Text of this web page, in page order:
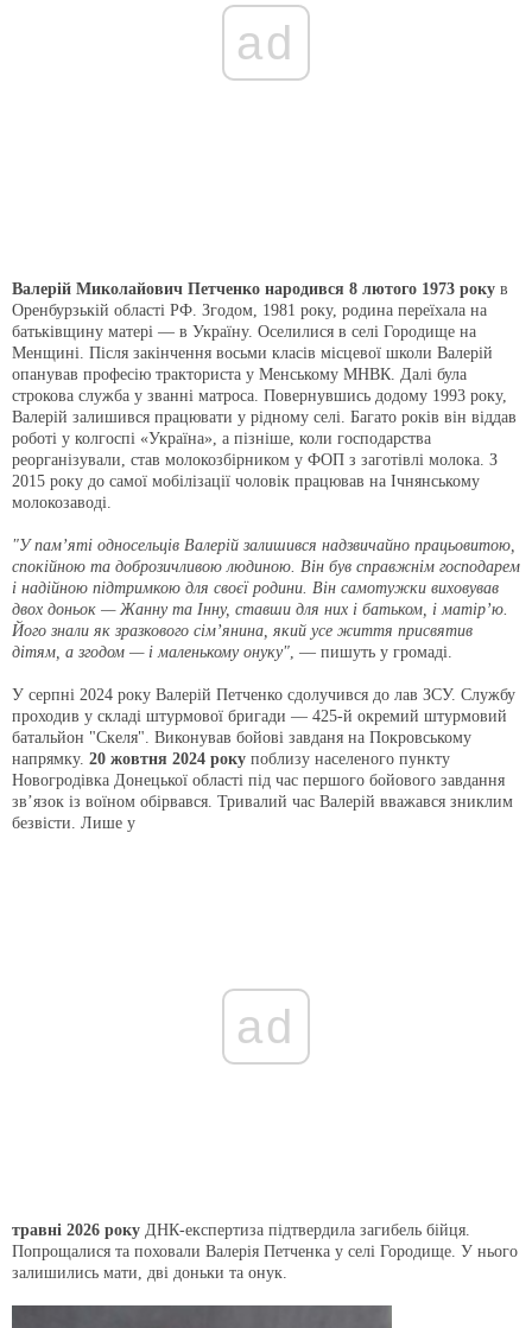
ad
Валерій Миколайович Петченко народився 8 лютого 1973 року в
Оренбурзькій області РФ. Згодом, 1981 року, родина переїхала на
батьківщину матері — в Україну. Оселилися в селі Городище на
Менщині. Після закінчення восьми класів місцевої школи Валерій
опанував професію тракториста у Менському МНВК. Далі була
строкова служба у званні матроса. Повернувшись додому 1993 року,
Валерій залишився працювати у рідному селі. Багато років він віддав
роботі у колгоспі «Україна», а пізніше, коли господарства
реорганізували, став молокозбірником у ФОП з заготівлі молока. З
2015 року до самої мобілізації чоловік працював на Ічнянському
молокозаводі.
"У пам’яті односельців Валерій залишився надзвичайно працьовитою,
спокійною та доброзичливою людиною. Він був справжнім господарем
і надійною підтримкою для своєї родини. Він самотужки виховував
двох доньок — Жанну та Інну, ставши для них і батьком, і матір’ю.
Його знали як зразкового сім’янина, який усе життя присвятив
дітям, а згодом — і маленькому онуку" , — пишуть у громаді.
У серпні 2024 року Валерій Петченко сдолучився до лав ЗСУ. Службу
проходив у складі штурмової бригади — 425-й окремий штурмовий
батальйон "Скеля". Виконував бойові завданя на Покровському
напрямку. 20 жовтня 2024 року поблизу населеного пункту
Новогродівка Донецької області під час першого бойового завдання
зв’язок із воїном обірвався. Тривалий час Валерій вважався зниклим
безвісти. Лише у
ad
травні 2026 року ДНК-експертиза підтвердила загибель бійця.
Попрощалися та поховали Валерія Петченка у селі Городище. У нього
залишились мати, дві доньки та онук.